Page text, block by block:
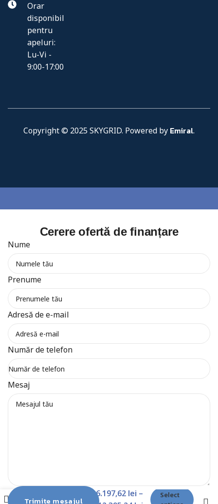
Orar
disponibil
pentru
apeluri:
Lu-Vi -
9:00-17:00
Copyright © 2025 SKYGRID. Powered by Emiral.
Enterprise –
6.197,62 lei –
Select
Cerere ofertă de finanțare
Nume
Prenume
Adresă de e-mail
Număr de telefon
Mesaj
Trimite mesajul